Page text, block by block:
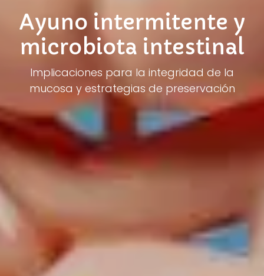
Ayuno intermitente y
microbiota intestinal
Implicaciones para la integridad de la
mucosa y estrategias de preservación